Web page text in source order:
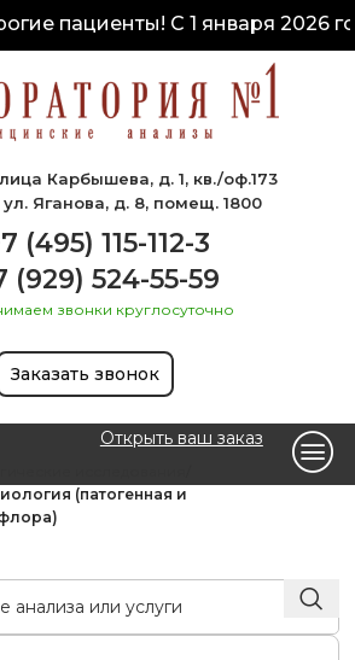
пациенты! С 1 января 2026
Карбышева, д. 1, кв./оф.173
Яганова, д. 8, помещ. 1800
(495) 115-112-3
(929) 524-55-59
звонки круглосуточно
Заказать звонок
Открыть ваш заказ
(патогенная и